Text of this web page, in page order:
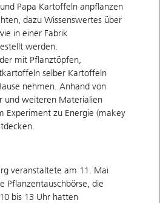
Papa Kartoffeln anpflanzen
dazu Wissenswertes über
in einer Fabrik
werden.
mit Pflanztöpfen,
selber Kartoffeln
nehmen. Anhand von
und weiteren Materialien
Experiment zu Energie (makey
veranstaltete am 11. Mai
Pflanzentauschbörse, die
bis 13 Uhr hatten